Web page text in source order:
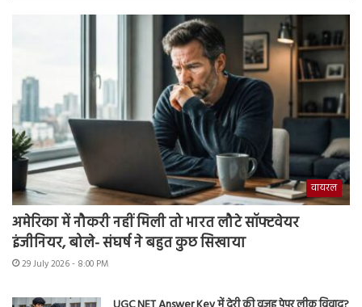
वायरल
अमेरिका में नौकरी नहीं मिली तो भारत लौटे सॉफ्टवेयर
इंजीनियर, बोले- संघर्ष ने बहुत कुछ सिखाया
29 July 2026 - 8:00 PM